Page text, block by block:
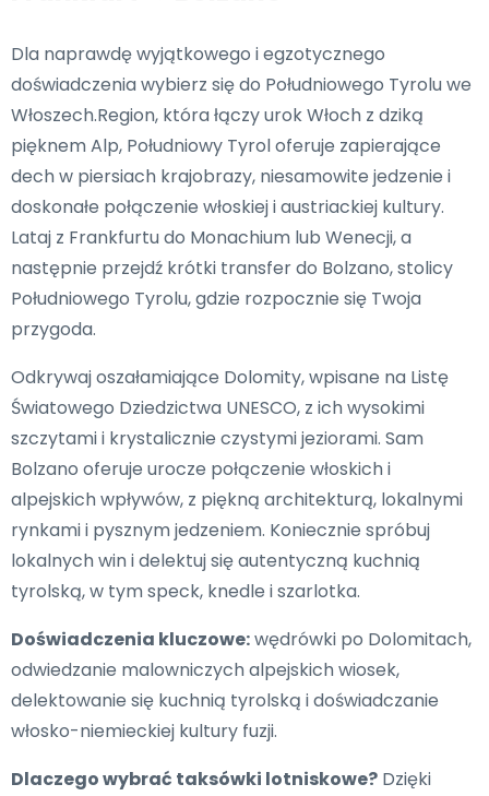
Dla naprawdę wyjątkowego i egzotycznego
doświadczenia wybierz się do Południowego Tyrolu we
Włoszech.Region, która łączy urok Włoch z dziką
pięknem Alp, Południowy Tyrol oferuje zapierające
dech w piersiach krajobrazy, niesamowite jedzenie i
doskonałe połączenie włoskiej i austriackiej kultury.
Lataj z Frankfurtu do Monachium lub Wenecji, a
następnie przejdź krótki transfer do Bolzano, stolicy
Południowego Tyrolu, gdzie rozpocznie się Twoja
przygoda.
Odkrywaj oszałamiające Dolomity, wpisane na Listę
Światowego Dziedzictwa UNESCO, z ich wysokimi
szczytami i krystalicznie czystymi jeziorami. Sam
Bolzano oferuje urocze połączenie włoskich i
alpejskich wpływów, z piękną architekturą, lokalnymi
rynkami i pysznym jedzeniem. Koniecznie spróbuj
lokalnych win i delektuj się autentyczną kuchnią
tyrolską, w tym speck, knedle i szarlotka.
Doświadczenia kluczowe:wędrówki po Dolomitach,
odwiedzanie malowniczych alpejskich wiosek,
delektowanie się kuchnią tyrolską i doświadczanie
włosko-niemieckiej kultury fuzji.
Dlaczego wybrać taksówki lotniskowe? Dzięki